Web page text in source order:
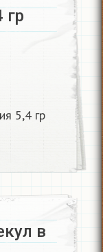
гр
5,4 гр
в